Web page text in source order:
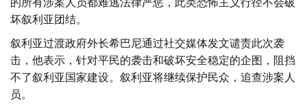
坏叙利亚团结。
叙利亚过渡政府外长希巴尼通过社交媒体发文谴责此次袭
击，他表示，针对平民的袭击和破坏安全稳定的企图，阻挡
不了叙利亚国家建设。叙利亚将继续保护民众，追查涉案人
员。